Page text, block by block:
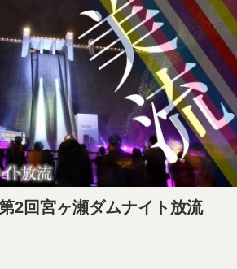
2回宮ヶ瀬ダムナイト放流